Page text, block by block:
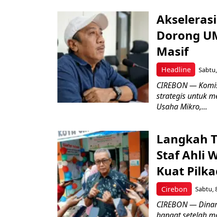
Headline
Dorong
Masif
CIREBON —
strategis untuk
Usaha Mikro,...
Cirebon
Langkah
Staf Ahli
Kuat
Sabtu,
CIREBON —